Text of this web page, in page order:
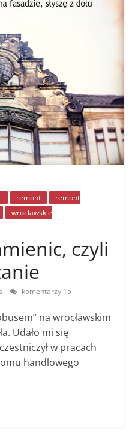
remont
remont
wrocławskie
czyli
komentarzy 15
na wrocławskim
Udało mi się
w pracach
handlowego